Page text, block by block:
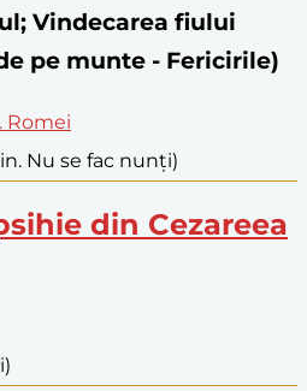
Vindecarea fiului
pe munte - Fericirile)
Romei
Nu se fac nunți)
din Cezareea